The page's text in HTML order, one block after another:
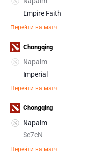
Empire Faith
Перейти на матч
Napalm
Imperial
Перейти на матч
Chongqing
Napalm
Se7eN
Перейти на матч
Chongqing